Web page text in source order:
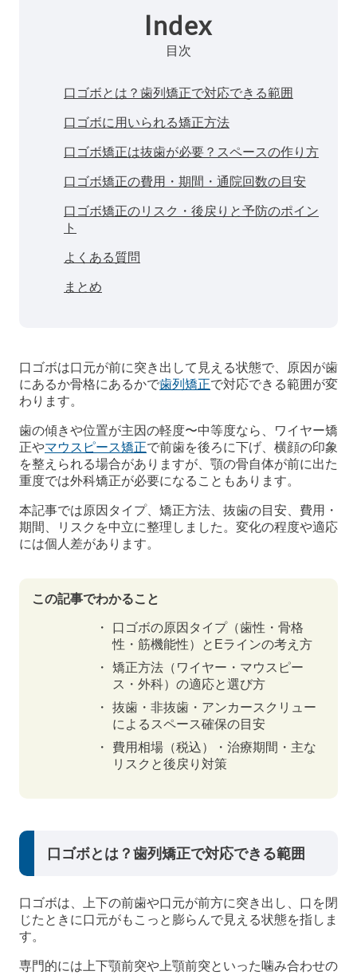
Index
目次
口ゴボとは？歯列矯正で対応できる範囲
口ゴボに用いられる矯正方法
口ゴボ矯正は抜歯が必要？スペースの作り方
口ゴボ矯正の費用・期間・通院回数の目安
口ゴボ矯正のリスク・後戻りと予防のポイン
ト
よくある質問
まとめ
口ゴボは口元が前に突き出して見える状態で、原因が歯
にあるか骨格にあるかで歯列矯正で対応できる範囲が変
わります。
歯の傾きや位置が主因の軽度〜中等度なら、ワイヤー矯
正やマウスピース矯正で前歯を後ろに下げ、横顔の印象
を整えられる場合がありますが、顎の骨自体が前に出た
重度では外科矯正が必要になることもあります。
本記事では原因タイプ、矯正方法、抜歯の目安、費用・
期間、リスクを中立に整理しました。変化の程度や適応
には個人差があります。
この記事でわかること
口ゴボの原因タイプ（歯性・骨格
性・筋機能性）とEラインの考え方
矯正方法（ワイヤー・マウスピー
ス・外科）の適応と選び方
抜歯・非抜歯・アンカースクリュー
によるスペース確保の目安
費用相場（税込）・治療期間・主な
リスクと後戻り対策
口ゴボとは？歯列矯正で対応できる範囲
口ゴボは、上下の前歯や口元が前方に突き出し、口を閉
じたときに口元がもこっと膨らんで見える状態を指しま
す。
専門的には上下顎前突や上顎前突といった噛み合わせの